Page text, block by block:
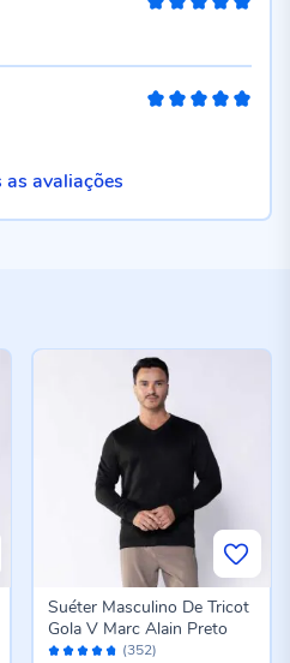
as avaliações
Avaliação: (352)
Suéter Masculino De Tricot
Gola V Marc Alain Preto